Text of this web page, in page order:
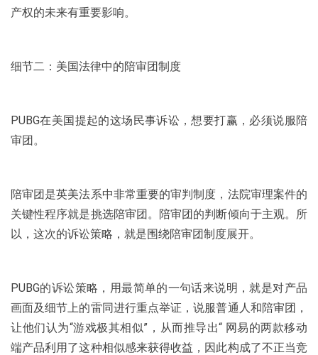
产权的未来有重要影响。
细节二：美国法律中的陪审团制度
PUBG在美国提起的这场民事诉讼，想要打赢，必须说服陪
审团。
陪审团是英美法系中非常重要的审判制度，法院审理案件的
关键性程序就是挑选陪审团。陪审团的判断倾向于主观。所
以，这次的诉讼策略，就是围绕陪审团制度展开。
PUBG的诉讼策略，用最简单的一句话来说明，就是对产品
画面及细节上的雷同进行重点举证，说服普通人和陪审团，
让他们认为“游戏极其相似”，从而推导出“ 网易的两款移动
端产品利用了这种相似感来获得收益，因此构成了不正当竞